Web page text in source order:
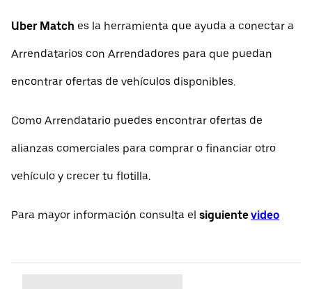
Uber Match es la herramienta que ayuda a conectar a
Arrendatarios con Arrendadores para que puedan
encontrar ofertas de vehículos disponibles.
Como Arrendatario puedes encontrar ofertas de
alianzas comerciales para comprar o financiar otro
vehículo y crecer tu flotilla.
Para mayor información consulta el siguientevideo